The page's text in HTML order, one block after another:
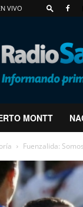
VIVO
MONTT
Fuenzalida: